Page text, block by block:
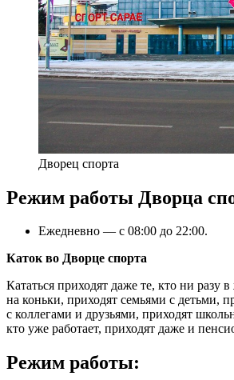
Дворец спорта
Режим работы Дворца
Ежедневно — с 08:00 до 22:00.
Каток во Дворце спорта
Кататься приходят даже те, кто ни разу
на коньки, приходят семьями с детьми,
с коллегами и друзьями, приходят
кто уже работает, приходят даже и
Режим работы: